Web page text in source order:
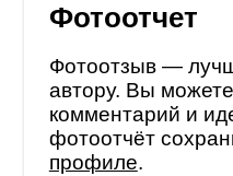
Фотоотчет
Фотоотзыв —
автору. Вы
комментарий и
фотоотчёт
профиле.